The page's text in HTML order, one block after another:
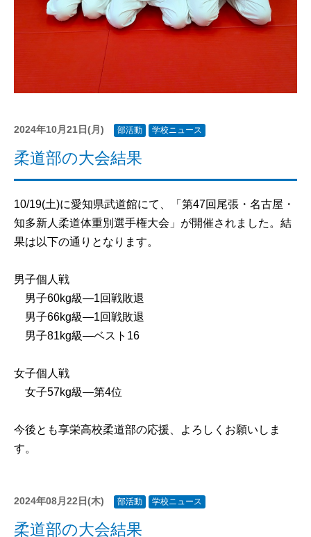
2024年10月21日(月) 部活動 学校ニュース
柔道部の大会結果
10/19(土)に愛知県武道館にて、「第47回尾張・名古屋・
知多新人柔道体重別選手権大会」が開催されました。結
果は以下の通りとなります。
男子個人戦
男子60kg級―1回戦敗退
男子66kg級―1回戦敗退
男子81kg級―ベスト16
女子個人戦
女子57kg級―第4位
今後とも享栄高校柔道部の応援、よろしくお願いしま
す。
2024年08月22日(木) 部活動 学校ニュース
柔道部の大会結果